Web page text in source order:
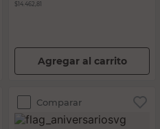
$14.462,81
Agregar al carrito
Comparar